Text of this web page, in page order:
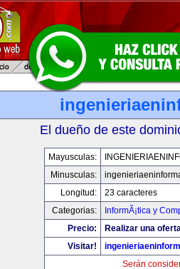
El dueño de este
Mayusculas:
Minusculas:
Longitud:
23 caracteres
Categorias:
InformÃ¡tica y
Precio:
Realizar una
Visitar!
Serán